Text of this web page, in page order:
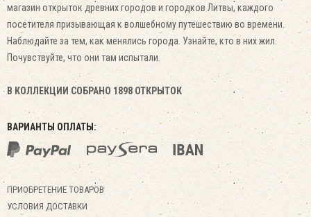
магазин открыток древних городов и городков Литвы, каждого
посетителя призывающая к волшебному путешествию во времени.
Наблюдайте за тем, как менялись города. Узнайте, кто в них жил.
Почувствуйте, что они там испытали.
В КОЛЛЕКЦИИ СОБРАНО 1898 ОТКРЫТОК
ВАРИАНТЫ ОПЛАТЫ:
ПРИОБРЕТЕНИЕ ТОВАРОВ
УСЛОВИЯ ДОСТАВКИ